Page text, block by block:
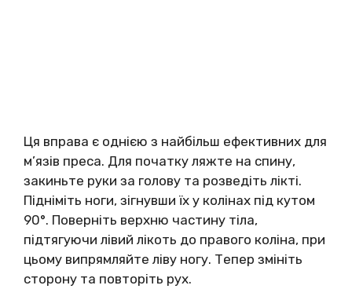
Ця вправа є однією з найбільш ефективних для
м’язів преса. Для початку ляжте на спину,
закиньте руки за голову та розведіть лікті.
Підніміть ноги, зігнувши їх у колінах під кутом
90°. Поверніть верхню частину тіла,
підтягуючи лівий лікоть до правого коліна, при
цьому випрямляйте ліву ногу. Тепер змініть
сторону та повторіть рух.